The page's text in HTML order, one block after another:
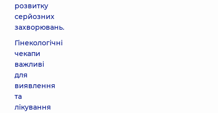
розвитку
серйозних
захворювань.
Гінекологічні
чекапи
важливі
для
виявлення
та
лікування